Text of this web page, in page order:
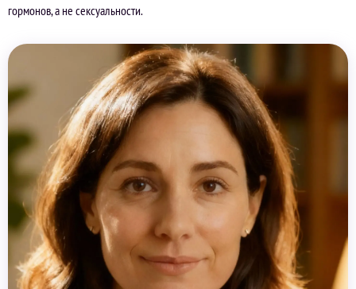
гормонов, а не сексуальности.